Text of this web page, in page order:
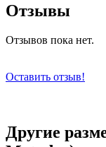
Отзывы
Отзывов пока нет.
Оставить отзыв!
Другие